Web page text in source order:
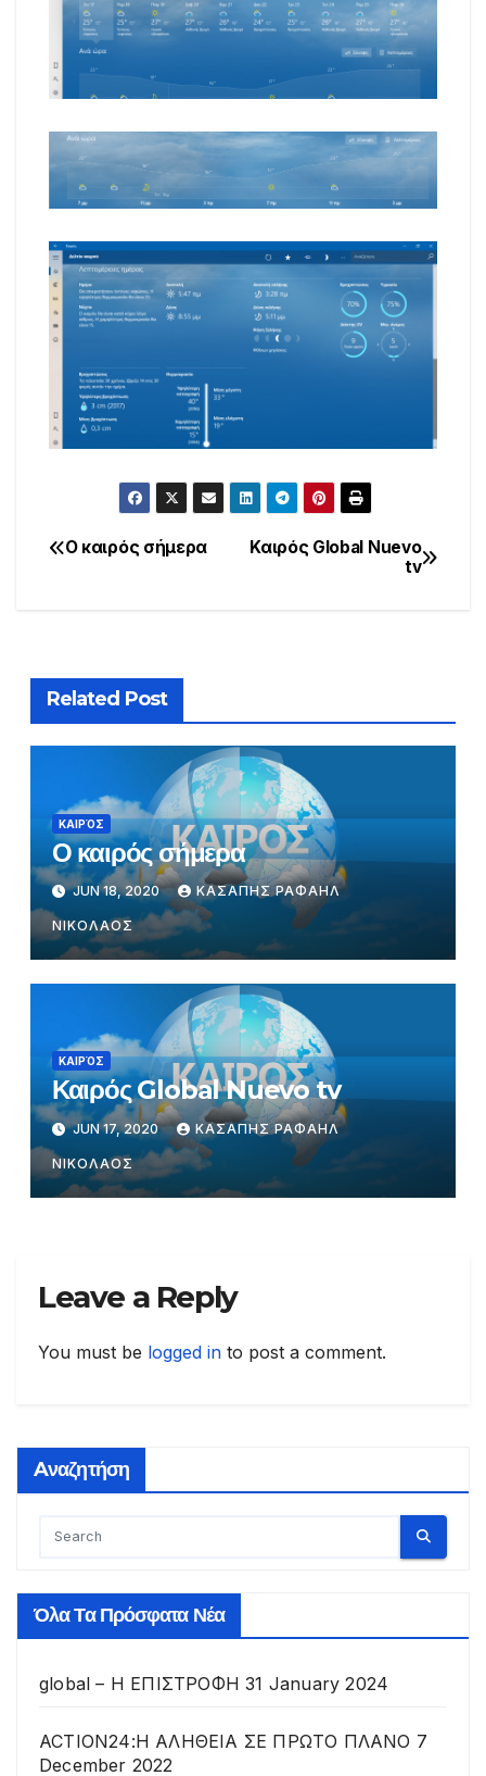
Post
Καιρός Global Nuevo
tv
Ο καιρός σήμερα
Related Post
ΚΑΙΡΌΣ
Ο καιρός σήμερα
JUN 18, 2020 ΚΑΣΑΠΗΣ ΡΑΦΑΗΛ
ΝΙΚΟΛΑΟΣ
ΚΑΙΡΌΣ
Καιρός Global Nuevo tv
JUN 17, 2020 ΚΑΣΑΠΗΣ ΡΑΦΑΗΛ
ΝΙΚΟΛΑΟΣ
Leave a Reply
You must be logged in to post a comment.
Aναζητήση
Όλα Τα Πρόσφατα Νέα
global – Η ΕΠΙΣΤΡΟΦΗ 31 January 2024
ACTION24:Η ΑΛΗΘΕΙΑ ΣΕ ΠΡΩΤΟ ΠΛΑΝΟ 7
December 2022